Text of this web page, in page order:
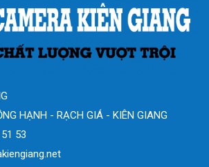
HẠNH - RẠCH GIÁ - KIÊN GIANG
53